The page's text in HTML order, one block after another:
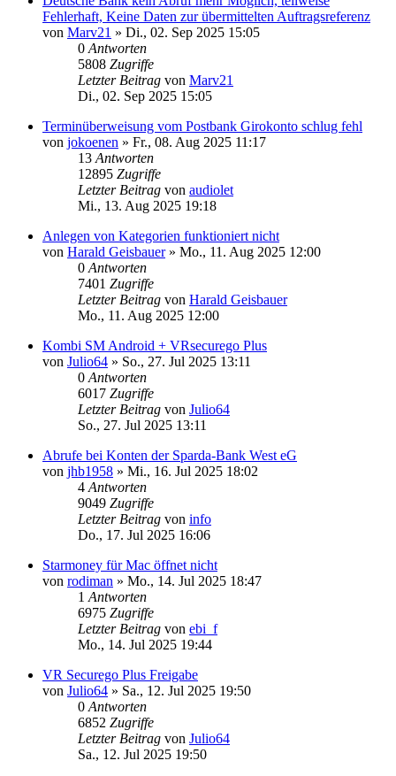
Fehlerhaft, Keine Daten zur übermittelten Auftragsreferenz
von Marv21 » Di., 02. Sep 2025 15:05
0 Antworten
5808 Zugriffe
Letzter Beitrag von Marv21
Di., 02. Sep 2025 15:05
Terminüberweisung vom Postbank Girokonto schlug fehl
von jokoenen » Fr., 08. Aug 2025 11:17
13 Antworten
12895 Zugriffe
Letzter Beitrag von audiolet
Mi., 13. Aug 2025 19:18
Anlegen von Kategorien funktioniert nicht
von Harald Geisbauer» Mo., 11. Aug 2025 12:00
0 Antworten
7401 Zugriffe
Letzter Beitrag von Harald Geisbauer
Mo., 11. Aug 2025 12:00
Kombi SM Android + VRsecurego Plus
von Julio64 » So., 27. Jul 2025 13:11
0 Antworten
6017 Zugriffe
Letzter Beitrag von Julio64
So., 27. Jul 2025 13:11
Abrufe bei Konten der Sparda-Bank West eG
von jhb1958 » Mi., 16. Jul 2025 18:02
4 Antworten
9049 Zugriffe
Letzter Beitrag von info
Do., 17. Jul 2025 16:06
Starmoney für Mac öffnet nicht
von rodiman » Mo., 14. Jul 2025 18:47
1 Antworten
6975 Zugriffe
Letzter Beitrag von ebi_f
Mo., 14. Jul 2025 19:44
VR Securego Plus Freigabe
von Julio64 » Sa., 12. Jul 2025 19:50
0 Antworten
6852 Zugriffe
Letzter Beitrag von Julio64
Sa., 12. Jul 2025 19:50